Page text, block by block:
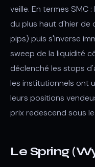
veille. En termes SMC
du plus haut d'hier de
pips) puis s'inverse
sweep de la liquidité
déclenché les stops
les institutionnels ont
leurs positions
prix redescend sous
Le Spring